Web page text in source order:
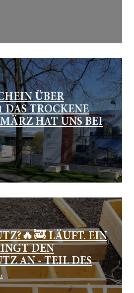
ÜBER
DAS TROCKENE
HAT UNS BEI
LÄUFT. EIN
DEN
AN - TEIL DES